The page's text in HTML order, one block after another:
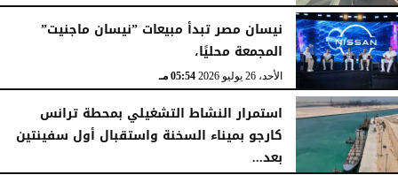
نيسان مصر تبدأ مبيعات ”نيسان ماجنيت”
المجمعة محليًا،
الأحد، 26 يوليو 2026 05:54 مـ
استمرار النشاط التشغيلي بمحطة ترانس
كارجو بميناء السخنة واستقبال أول سفينتين
بعد...